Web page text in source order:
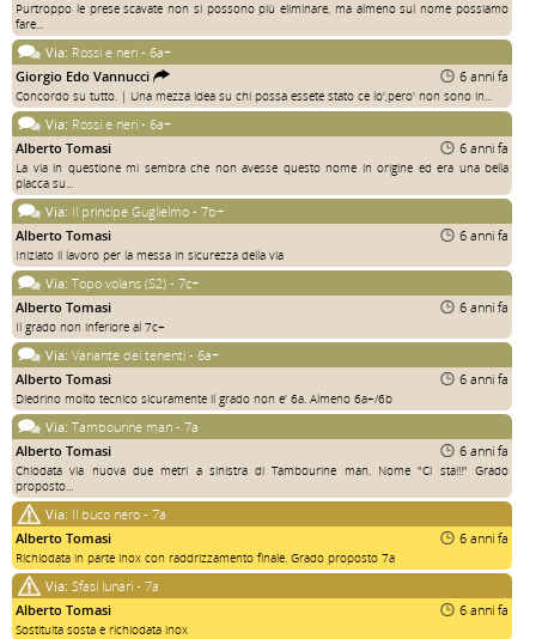
Purtroppo le prese scavate non si possono più eliminare, ma almeno sul nome possiamo
fare...
Via: Rossi e neri - 6a+
Giorgio Edo Vannucci
6 anni fa
Concordo su tutto. | Una mezza idea su chi possa essete stato ce lo',pero' non sono in...
Via: Rossi e neri - 6a+
Alberto Tomasi
6 anni fa
La via in questione mi sembra che non avesse questo nome in origine ed era una bella
placca su...
Via: Il principe Guglielmo - 7b+
Alberto Tomasi
6 anni fa
Iniziato il lavoro per la messa in sicurezza della via
Via: Topo volans (S2) - 7c+
Alberto Tomasi
6 anni fa
Il grado non inferiore al 7c+
Via: Variante dei tenenti - 6a+
Alberto Tomasi
6 anni fa
Diedrino molto tecnico sicuramente il grado non e' 6a. Almeno 6a+/6b
Via: Tambourine man - 7a
Alberto Tomasi
6 anni fa
Chiodata via nuova due metri a sinistra di Tambourine man. Nome "Ci sta!!!" Grado
proposto...
Via: Il buco nero - 7a
Alberto Tomasi
6 anni fa
Richiodata in parte inox con raddrizzamento finale. Grado proposto 7a
Via: Sfasi lunari - 7a
Alberto Tomasi
6 anni fa
Sostituita sosta e richiodata inox